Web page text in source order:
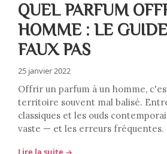
QUEL PARFUM
HOMME : LE
FAUX PAS
25 janvier 2022
Offrir un parfum à un homme,
territoire souvent mal balisé.
classiques et les ouds
vaste — et les erreurs fréquentes.